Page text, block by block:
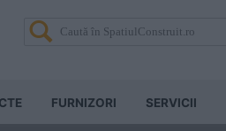
FURNIZORI SERVICII